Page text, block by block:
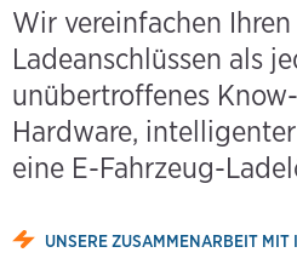
Wir vereinfachen
Ladeanschlüssen als
unübertroffenes
Hardware,
eine E-Fahrzeug-
UNSERE ZUSAMMENARBEIT MIT